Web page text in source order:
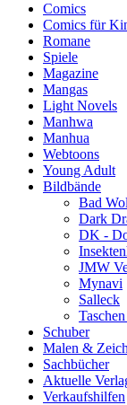
Comics
Comics für
Romane
Spiele
Magazine
Mangas
Light Novels
Manhwa
Manhua
Webtoons
Young Adult
Bildbände
Bad
Dark
DK -
JMW
Mynavi
Salleck
Schuber
Malen &
Sachbücher
Aktuelle
Verkaufshilfen